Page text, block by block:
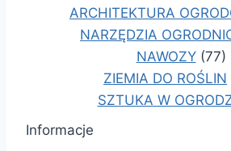
ARCHITEKTURA
NARZĘDZIA
NAWOZY(77)
ZIEMIA DO ROŚLIN
SZTUKA W
Informacje